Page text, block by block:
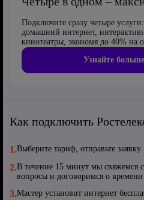
Подключите сразу четыре
домашний интернет,
кинотеатры, экономя до 40% на
Узнайте
Как подключить
1.Выберите тариф, отправьте
2.В течение 15 минут мы свяжемся
вопросы и договоримся о
3.Мастер установит интернет